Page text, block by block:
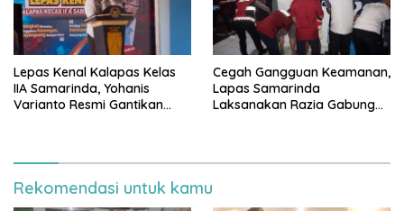
Lepas Kenal Kalapas Kelas
IIA Samarinda, Yohanis
Varianto Resmi Gantikan
Warga Binaan
Cegah Gangguan Keamanan,
Lapas Samarinda
Laksanakan Razia Gabungan
Rekomendasi untuk kamu